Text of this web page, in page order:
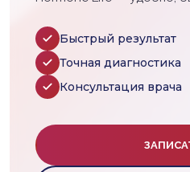
Быстрый результат
Точная диагностика
Консультация врача